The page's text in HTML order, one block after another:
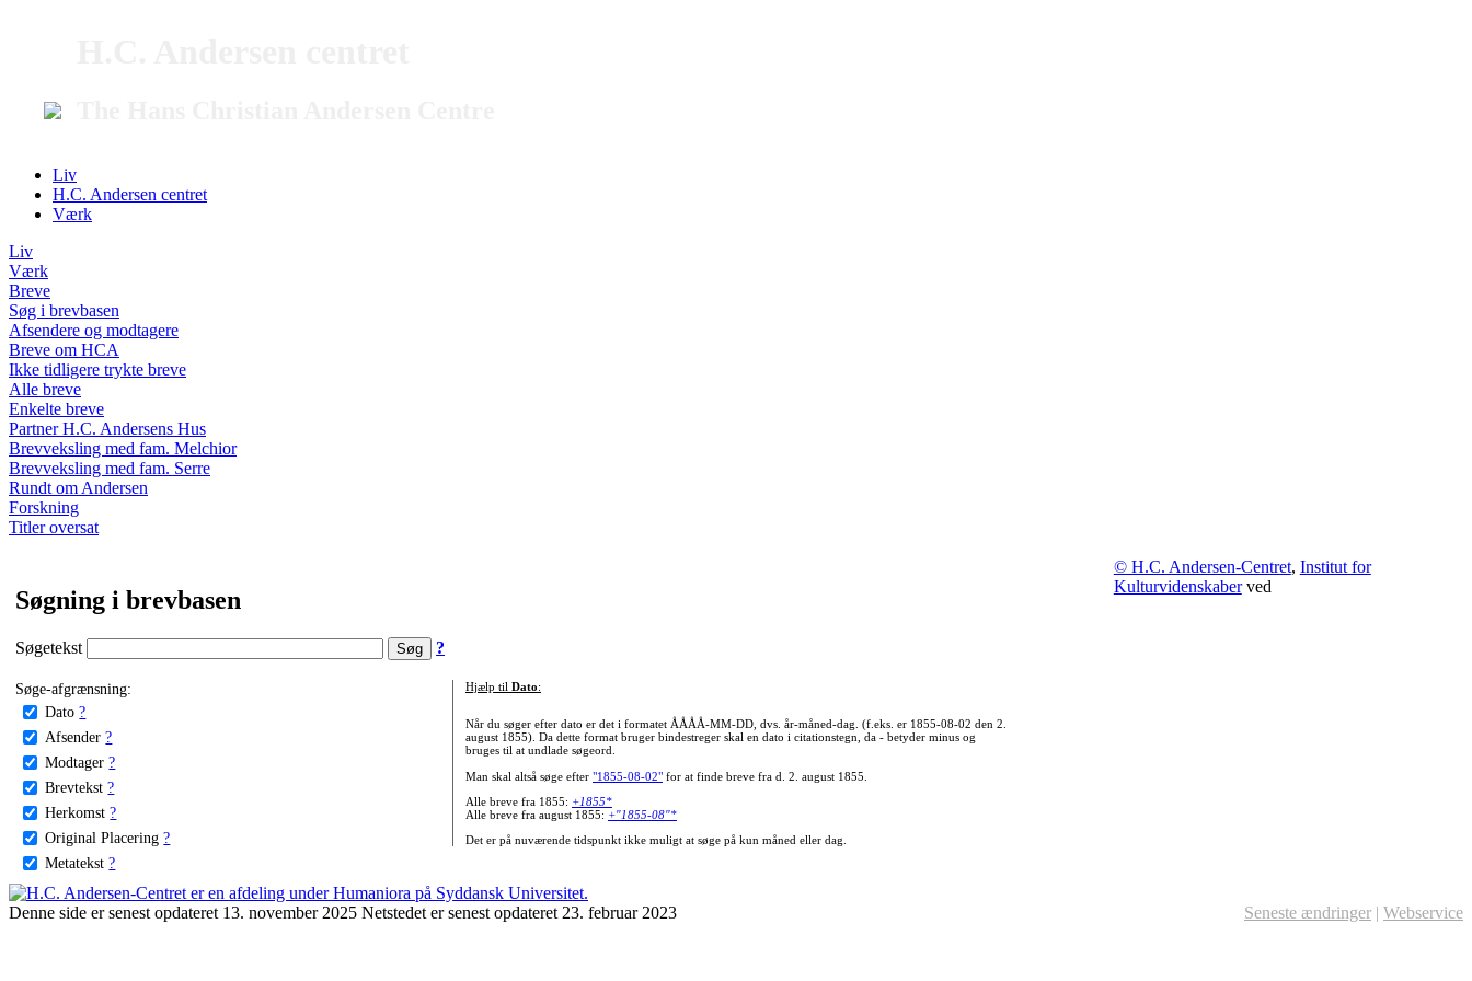
Liv
H.C. Andersen centret
Værk
Liv
Værk
Breve
Søg i brevbasen
Afsendere og modtagere
Breve om HCA
Ikke tidligere trykte breve
Alle breve
Enkelte breve
Partner H.C. Andersens Hus
Brevveksling med fam. Melchior
Brevveksling med fam. Serre
Rundt om Andersen
Forskning
Titler oversat
Søgning i brevbasen
Søgetekst ?
Søge-afgrænsning:
Dato ?
Afsender ?
Modtager ?
Brevtekst ?
Herkomst ?
Original Placering ?
Metatekst ?
Hjælp til Dato:
Når du søger efter dato er det i formatet ÅÅÅÅ-MM-DD, dvs. år-måned-dag. (f.eks. er 1855-08-02 den 2.
august 1855). Da dette format bruger bindestreger skal en dato i citationstegn, da - betyder minus og
bruges til at undlade søgeord.
Man skal altså søge efter "1855-08-02"for at finde breve fra d. 2. august 1855.
Alle breve fra 1855: +1855*
Alle breve fra august 1855: +"1855-08"*
Det er på nuværende tidspunkt ikke muligt at søge på kun måned eller dag.
© H.C. Andersen-Centret, Institut for
Kulturvidenskaberved
Denne side er senest opdateret 13. november 2025 Netstedet er senest opdateret 23. februar 2023 Seneste ændringer | Webservice